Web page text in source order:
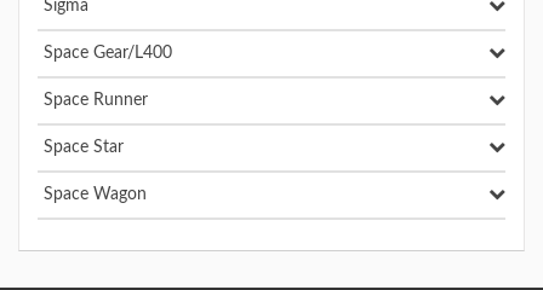
Sigma
Space Gear/L400
Space Runner
Space Star
Space Wagon